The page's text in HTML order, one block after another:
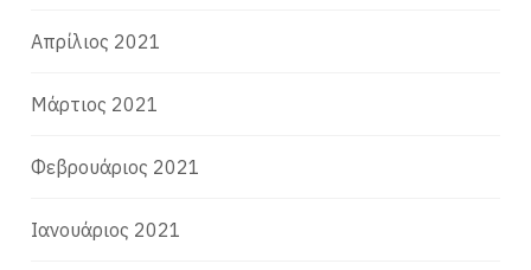
Απρίλιος 2021
Μάρτιος 2021
Φεβρουάριος 2021
Ιανουάριος 2021